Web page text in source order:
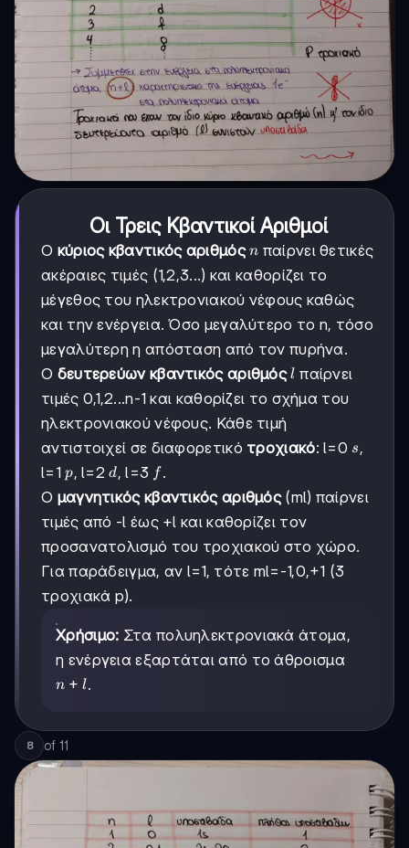
Οι Τρεις Κβαντικοί Αριθμοί
Ο κύριος κβαντικός αριθμός n
n παίρνει θετικές
ακέραιες τιμές (1,2,3...) και καθορίζει το
μέγεθος του ηλεκτρονιακού νέφους καθώς
και την ενέργεια. Όσο μεγαλύτερο το n, τόσο
μεγαλύτερη η απόσταση από τον πυρήνα.
Ο δευτερεύων κβαντικός αριθμός l
l παίρνει
τιμές 0,1,2...n-1 και καθορίζει το σχήμα του
ηλεκτρονιακού νέφους. Κάθε τιμή
αντιστοιχεί σε διαφορετικό τροχιακό: l=0 s
s,
l=1p
p, l=2d
d, l=3 ff .
Ο μαγνητικός κβαντικός αριθμός(ml) παίρνει
τιμές από -l έως +l και καθορίζει τον
προσανατολισμό του τροχιακού στο χώρο.
Για παράδειγμα, αν l=1, τότε ml=-1,0,+1 (3
τροχιακά p).
Χρήσιμο: Στα πολυηλεκτρονιακά άτομα,
η ενέργεια εξαρτάται από το άθροισμα
n+l
n + l.
8 of 11